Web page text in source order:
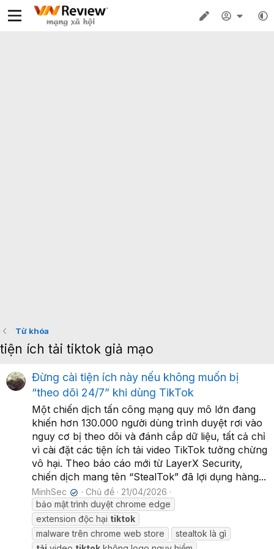
Từ khóa
tiện ích tải tiktok giả mạo
Đừng cài tiện ích này nếu không muốn bị
“theo dõi 24/7” khi dùng TikTok
Một chiến dịch tấn công mạng quy mô lớn đang
khiến hơn 130.000 người dùng trình duyệt rơi vào
nguy cơ bị theo dõi và đánh cắp dữ liệu, tất cả chỉ
vì cài đặt các tiện ích tải video TikTok tưởng chừng
vô hại. Theo báo cáo mới từ LayerX Security,
chiến dịch mang tên “StealTok” đã lợi dụng hàng...
MinhSec ✔ Chủ đề
21/04/2026
bảo mật trình duyệt chrome edge
extension độc hại tiktok
malware trên chrome web store
stealtok là gì